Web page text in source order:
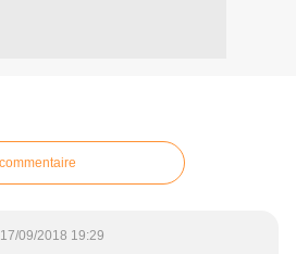
17/09/2018 19:29